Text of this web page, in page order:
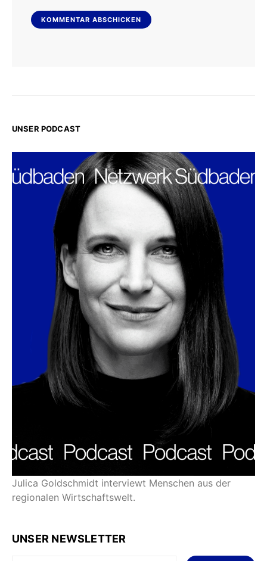
UNSER PODCAST
Julica Goldschmidt interviewt Menschen aus der
regionalen Wirtschaftswelt.
UNSER NEWSLETTER